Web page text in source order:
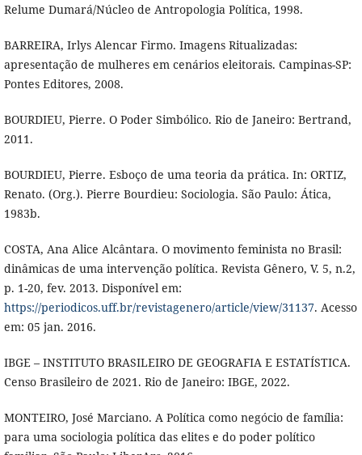
Relume Dumará/Núcleo de Antropologia Política, 1998.
BARREIRA, Irlys Alencar Firmo. Imagens Ritualizadas:
apresentação de mulheres em cenários eleitorais. Campinas-SP:
Pontes Editores, 2008.
BOURDIEU, Pierre. O Poder Simbólico. Rio de Janeiro: Bertrand,
2011.
BOURDIEU, Pierre. Esboço de uma teoria da prática. In: ORTIZ,
Renato. (Org.). Pierre Bourdieu: Sociologia. São Paulo: Ática,
1983b.
COSTA, Ana Alice Alcântara. O movimento feminista no Brasil:
dinâmicas de uma intervenção política. Revista Gênero, V. 5, n.2,
p. 1-20, fev. 2013. Disponível em:
https://periodicos.uff.br/revistagenero/article/view/31137. Acesso
em: 05 jan. 2016.
IBGE – INSTITUTO BRASILEIRO DE GEOGRAFIA E ESTATÍSTICA.
Censo Brasileiro de 2021. Rio de Janeiro: IBGE, 2022.
MONTEIRO, José Marciano. A Política como negócio de família:
para uma sociologia política das elites e do poder político